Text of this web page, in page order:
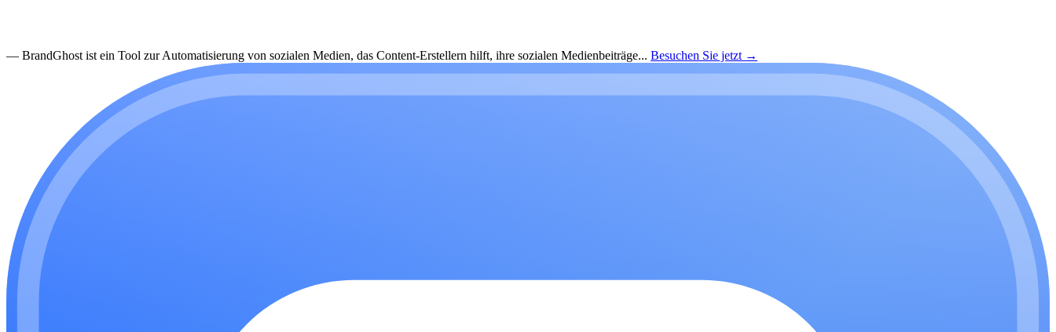
— BrandGhost ist ein Tool zur Automatisierung von sozialen Medien, das Content-Erstellern hilft, ihre sozialen Medienbeiträge... Besuchen Sie jetzt →